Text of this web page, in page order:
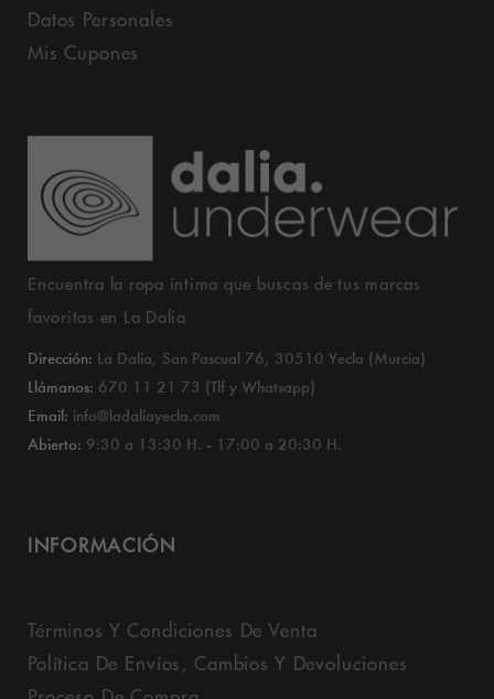
Datos Personales
Mis Cupones
Encuentra la ropa íntima que buscas de tus marcas
favoritas en La Dalia
Dirección: La Dalia, San Pascual 76, 30510 Yecla (Murcia)
Llámanos: 670 11 21 73 (Tlf y Whatsapp)
Email: info@ladaliayecla.com
Abierto: 9:30 a 13:30 H. - 17:00 a 20:30 H.
INFORMACIÓN
Términos Y Condiciones De Venta
Política De Envíos, Cambios Y Devoluciones